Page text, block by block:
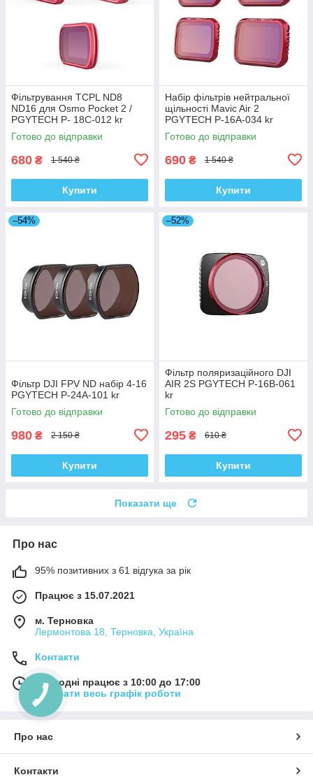
Фільтрування TCPL ND8
ND16 для Osmo Pocket 2 /
PGYTECH P- 18C-012 kr
Готово до відправки
680 ₴ 1 540 ₴
Купити
Набір фільтрів нейтральної
щільності Mavic Air 2
PGYTECH P-16A-034 kr
Готово до відправки
690 ₴ 1 540 ₴
Купити
–54%
Фільтр DJI FPV ND набір 4-16
PGYTECH P-24A-101 kr
Готово до відправки
980 ₴ 2 150 ₴
Купити
–52%
Фільтр поляризаційного DJI
AIR 2S PGYTECH P-16B-061
kr
Готово до відправки
295 ₴ 610 ₴
Купити
Показати ще
Про нас
95% позитивних з 61 відгука за рік
Працює з 15.07.2021
м. Терновка
Лермонтова 18, Терновка, Україна
Контакти
Сьогодні працює з 10:00 до 17:00
Показати весь графік роботи
Про нас
Контакти